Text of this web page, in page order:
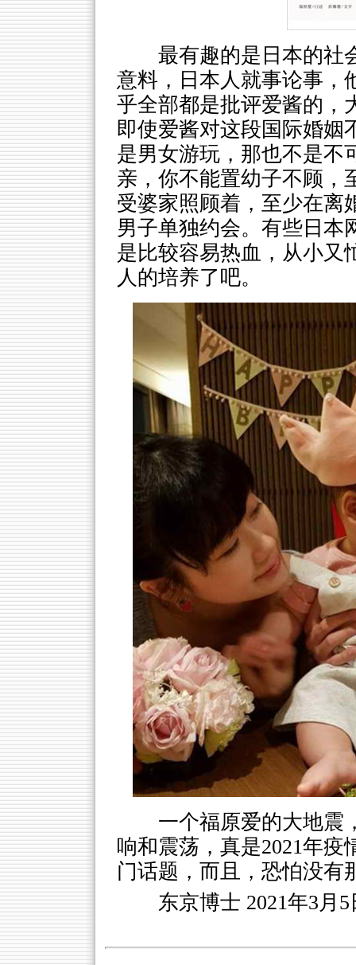
最有趣的是日本的社
意料，日本人就事论事，
乎全部都是批评爱酱的，
即使爱酱对这段国际婚姻
是男女游玩，那也不是不
亲，你不能置幼子不顾，
受婆家照顾着，至少在离
男子单独约会。有些日本
是比较容易热血，从小又
人的培养了吧。
一个福原爱的大地震
响和震荡，真是2021年
门话题，而且，恐怕没有
东京博士 2021年3月5